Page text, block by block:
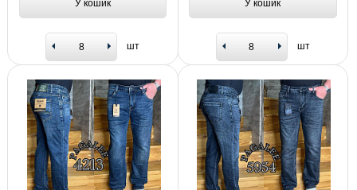
У кошик
шт
У кошик
шт